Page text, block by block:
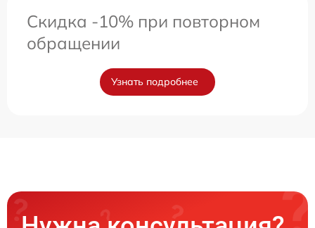
Скидка -10% при повторном
обращении
Узнать подробнее